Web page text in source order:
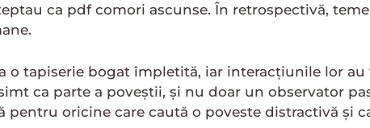
ca pdf comori ascunse. În retrospectivă,
o tapiserie bogat împletită, iar interacțiunile lor au
ca parte a poveștii, și nu doar un observator
pentru oricine care caută o poveste distractivă și